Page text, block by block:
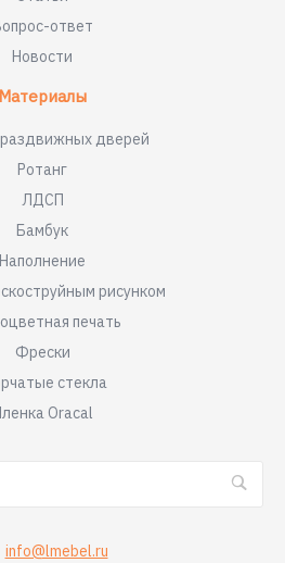
ответ
Новости
Материалы
дверей
Ротанг
ЛДСП
Бамбук
Наполнение
рисунком
печать
Фрески
стекла
Oracal
info@lmebel.ru